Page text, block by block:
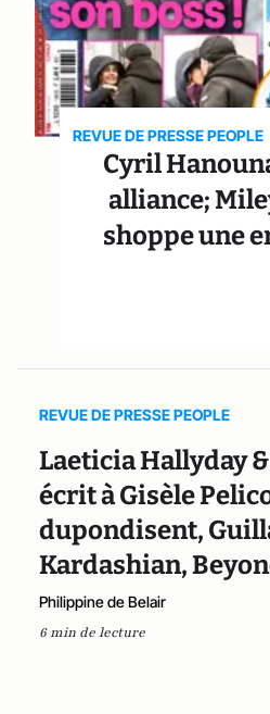
REVUE DE PRESSE PEOPLE
Cyril
alliance;
shoppe une
REVUE DE PRESSE PEOPLE
Laeticia Hallyday
écrit à Gisèle
dupondisent,
Kardashian,
Philippine de Belair
6 min de lecture